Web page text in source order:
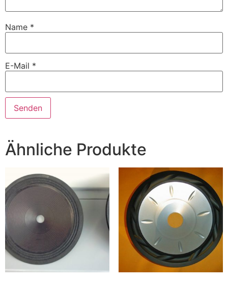
Name *
E-Mail *
Ähnliche Produkte